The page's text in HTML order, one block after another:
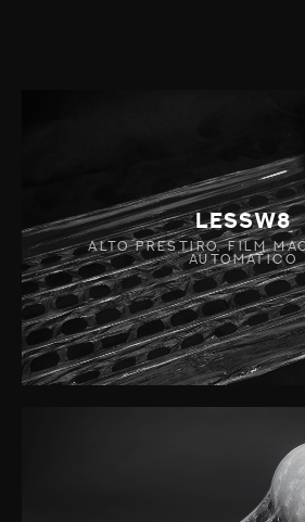
LESSW8
ALTO PRESTIRO, FILM
AUTOMATICO